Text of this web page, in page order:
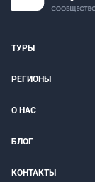
ТУРЫ
РЕГИОНЫ
О НАС
БЛОГ
КОНТАКТЫ